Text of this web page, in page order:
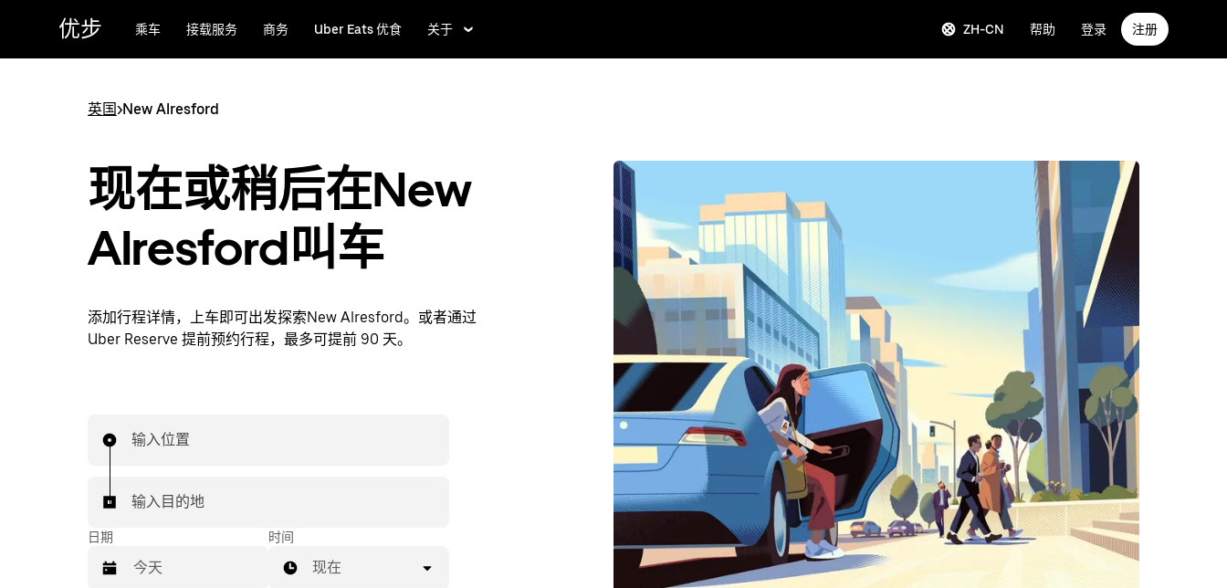
优步 乘车 接载服务 商务 Uber Eats 优食 关于 ZH-CN 帮助 登录 注册
英国>New Alresford
现在或稍后在New
Alresford叫车
添加行程详情，上车即可出发探索New Alresford。或者通过
Uber Reserve 提前预约行程，最多可提前 90 天。
输入位置
输入目的地
日期 时间
现在